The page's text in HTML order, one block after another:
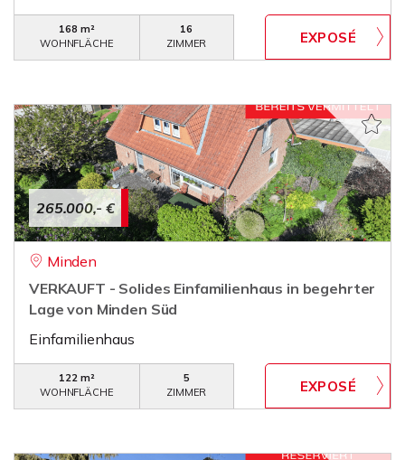
168 m²
WOHNFLÄCHE
16
ZIMMER
265.000,- €
Minden
VERKAUFT - Solides Einfamilienhaus in begehrter
Lage von Minden Süd
Einfamilienhaus
122 m²
WOHNFLÄCHE
5
ZIMMER